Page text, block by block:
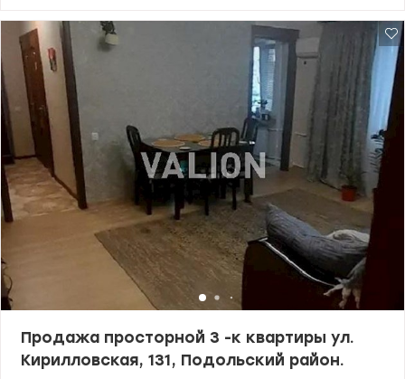
кухня 4 кв.м. Формат квартиры кухня-студия, совместимый
санузел в кафелі, балкон. В квартире сделан капитальный
ремонт с заменой всех коммуникаций - замена труб, замена
электропроводки. Установлено окна МПО, бойлер, душевая
кабина, счетчики воды, газа и электричества. Квартира
оборудована всей необходимой мебелью и техникой для
комфортной жизни. Остается все. Удобная транспортная
роз'язка - рядом за 10 хв езды 4 станции метро - Контрактовая,
Лукянівська, Тараса Шевченко и Почайна. У дома остановка
общественного транспорта. Рядом сквер, стадион Спартак,
садик магазин, супермаркет. Звоните, записывайтесь на
пересмотр. Выгодное предложение как для жизни, так и для
арендного бизнеса Цена без комиссии для покупателя 39999у.е.,
067-781-47-77, 095-124-58-84 Ольга, Valion.ua/1147879
Продажа просторной 3 -к квартиры ул.
Кирилловская, 131, Подольский район.